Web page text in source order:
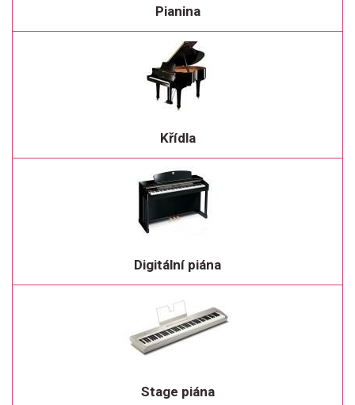
Pianina
Křídla
Digitální piána
Stage piána